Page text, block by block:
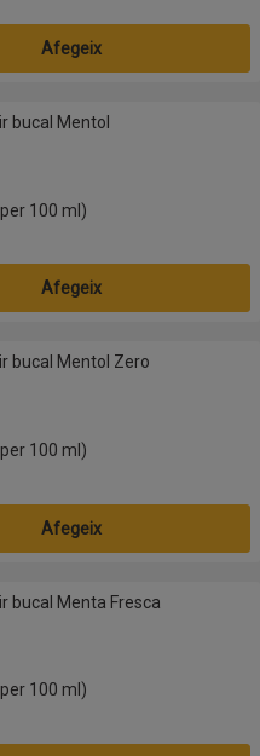
Afegeix
bucal Mentol
100 ml)
Afegeix
bucal Mentol Zero
100 ml)
Afegeix
bucal Menta Fresca
100 ml)